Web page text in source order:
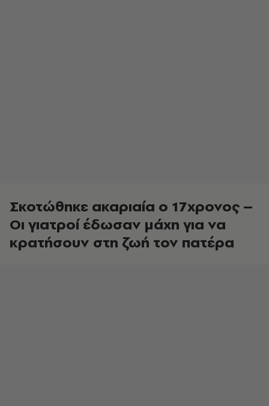
Σκοτώθηκε ακαριαία ο 17χρονος –
Οι γιατροί έδωσαν μάχη για να
κρατήσουν στη ζωή τον πατέρα